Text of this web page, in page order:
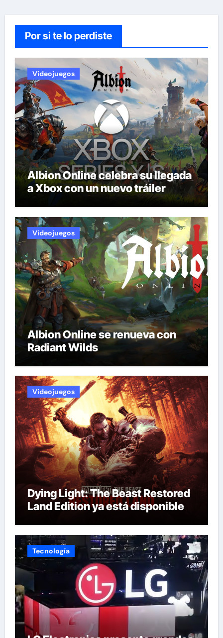
Por si te lo perdiste
Videojuegos
Albion Online celebra su llegada
a Xbox con un nuevo tráiler
Videojuegos
Albion Online se renueva con
Radiant Wilds
Videojuegos
Dying Light: The Beast Restored
Land Edition ya está disponible
Tecnología